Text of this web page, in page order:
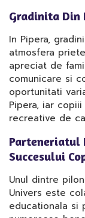
Gradinita Din
In Pipera,
atmosfera
apreciat de
comunicare si
oportunitati
Pipera, iar
recreative de
Parteneriatul
Succesului
Unul dintre
Univers este
educationala si